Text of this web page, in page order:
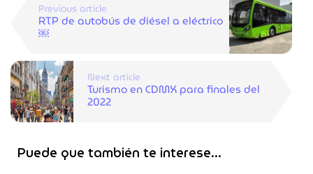
Previous article
RTP de autobús de diésel a eléctrico
￼
Next article
Turismo en CDMX para finales del
2022
Puede que también te interese...